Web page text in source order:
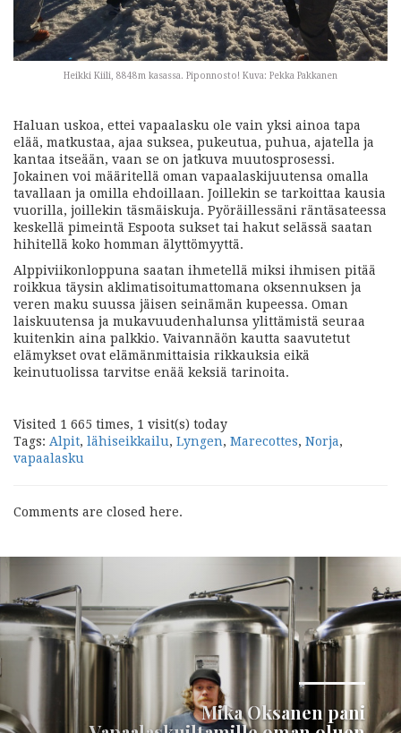
Heikki Kiili, 8848m kasassa. Piponnosto! Kuva: Pekka Pakkanen
Haluan uskoa, ettei vapaalasku ole vain yksi ainoa tapa
elää, matkustaa, ajaa suksea, pukeutua, puhua, ajatella ja
kantaa itseään, vaan se on jatkuva muutosprosessi.
Jokainen voi määritellä oman vapaalaskijuutensa omalla
tavallaan ja omilla ehdoillaan. Joillekin se tarkoittaa kausia
vuorilla, joillekin täsmäiskuja. Pyöräillessäni räntäsateessa
keskellä pimeintä Espoota sukset tai hakut selässä saatan
hihitellä koko homman älyttömyyttä.
Alppiviikonloppuna saatan ihmetellä miksi ihmisen pitää
roikkua täysin aklimatisoitumattomana oksennuksen ja
veren maku suussa jäisen seinämän kupeessa. Oman
laiskuutensa ja mukavuudenhalunsa ylittämistä seuraa
kuitenkin aina palkkio. Vaivannäön kautta saavutetut
elämykset ovat elämänmittaisia rikkauksia eikä
keinutuolissa tarvitse enää keksiä tarinoita.
Visited 1 665 times, 1 visit(s) today
Tags: Alpit, lähiseikkailu, Lyngen, Marecottes, Norja,
vapaalasku
Comments are closed here.
Mika Oksanen pani